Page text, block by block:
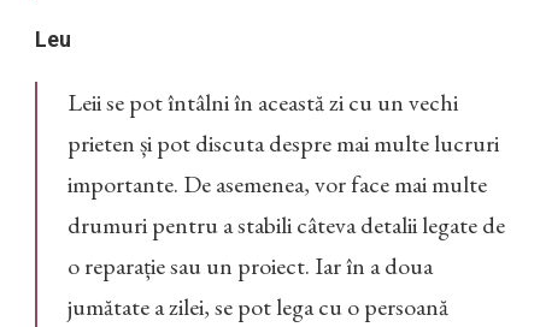
Leu
Leii se pot întâlni în această zi cu un vechi
prieten și pot discuta despre mai multe lucruri
importante. De asemenea, vor face mai multe
drumuri pentru a stabili câteva detalii legate de
o reparație sau un proiect. Iar în a doua
jumătate a zilei, se pot lega cu o persoană